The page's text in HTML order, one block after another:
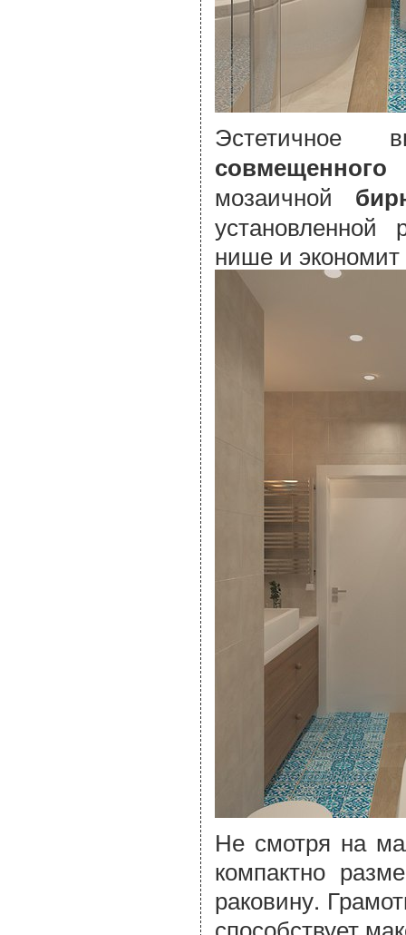
Эстетичное
мозаичной
установленной
нише и
Не смотря на
компактно
раковину.
способствует